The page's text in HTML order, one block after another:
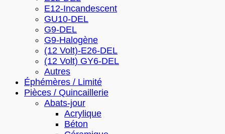
E12-Incandescent
GU10-DEL
G9-DEL
G9-Halogène
(12 Volt)-E26-DEL
(12 Volt) GY6-DEL
Autres
Éphémères / Limité
Pièces / Quincaillerie
Abats-jour
Acrylique
Béton